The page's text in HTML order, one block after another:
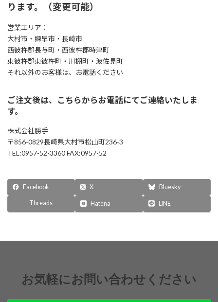
ります。（変更可能）
営業エリア：
大村市・諫早市・長崎市
西彼杵郡長与町・西彼杵郡時津町
東彼杵郡東彼杵町・川棚町・波佐見町
それ以外のお客様は、お電話ください
ご注文後は、こちらからお電話にてご連絡いたしま
す。
株式会社勝手
〒856-0829長崎県大村市松山町236-3
TEL:0957-52-3360 FAX:0957-52
Facebook X Bluesky
Threads Hatena LINE
お気軽にお問い合わせください